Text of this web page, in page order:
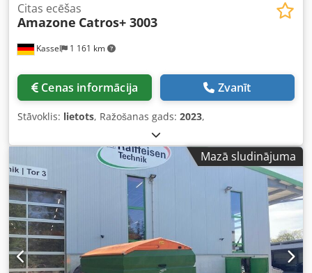
Kassel 1 161 km
Citas ecēšas
Amazone Catros+ 3003
Cenas informācija Zvanīt
Stāvoklis: lietots, Ražošanas gads: 2023,
Mazā sludinājuma